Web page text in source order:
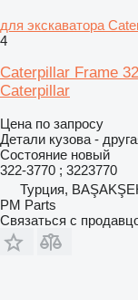
для экскаватора
4
Caterpillar Frame
Caterpillar
Цена по запросу
Детали кузова -
Состояние новый
322-3770 ; 3223770
Турция,
PM Parts
Связаться с